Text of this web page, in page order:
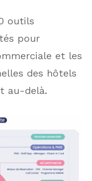
outils
pour
et les
des hôtels
au-delà.